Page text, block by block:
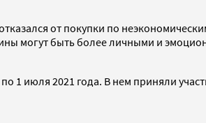
от покупки по
могут быть более личными и
июля 2021 года. В нем приняли